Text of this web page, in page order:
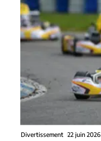
Divertissement 22 juin 2026